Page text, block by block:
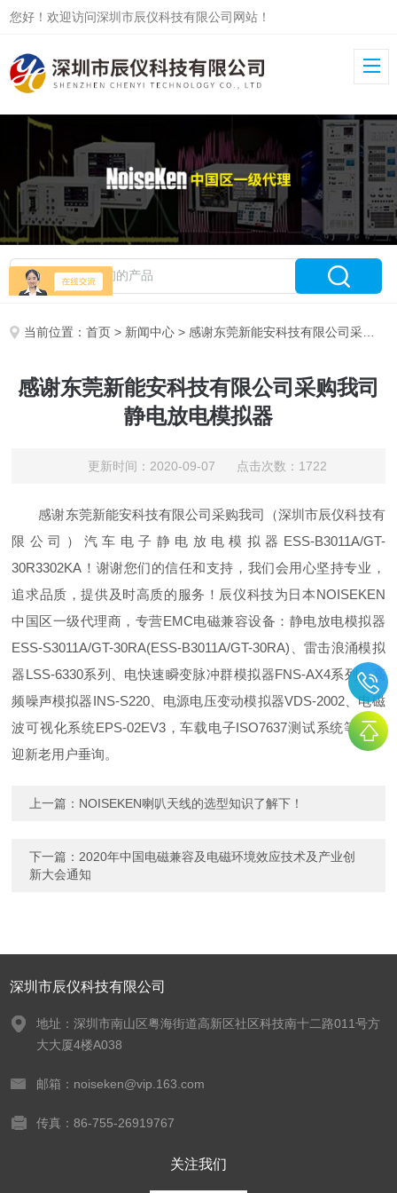
您好！欢迎访问深圳市辰仪科技有限公司网站！
当前位置：首页 > 新闻中心 > 感谢东莞新能安科技有限公司采购我司静电放电模拟器
感谢东莞新能安科技有限公司采购我司
静电放电模拟器
更新时间：2020-09-07 点击次数：1722
感谢东莞新能安科技有限公司采购我司（深圳市辰仪科技有
限公司）汽车电子静电放电模拟器ESS-B3011A/GT-
30R3302KA！谢谢您们的信任和支持，我们会用心坚持专业，
追求品质，提供及时高质的服务！辰仪科技为日本NOISEKEN
中国区一级代理商，专营EMC电磁兼容设备：静电放电模拟器
ESS-S3011A/GT-30RA(ESS-B3011A/GT-30RA)、雷击浪涌模拟
器LSS-6330系列、电快速瞬变脉冲群模拟器FNS-AX4系列、高
频噪声模拟器INS-S220、电源电压变动模拟器VDS-2002、电磁
波可视化系统EPS-02EV3，车载电子ISO7637测试系统等，欢
迎新老用户垂询。
上一篇： NOISEKEN喇叭天线的选型知识了解下！
下一篇： 2020年中国电磁兼容及电磁环境效应技术及产业创
新大会通知
深圳市辰仪科技有限公司
地址：深圳市南山区粤海街道高新区社区科技南十二路011号方
大大厦4楼A038
邮箱：noiseken@vip.163.com
传真：86-755-26919767
关注我们